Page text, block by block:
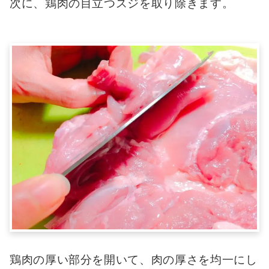
次に、鶏肉の目立つスジを取り除きます。
鶏肉の厚い部分を開いて、肉の厚さを均一にし